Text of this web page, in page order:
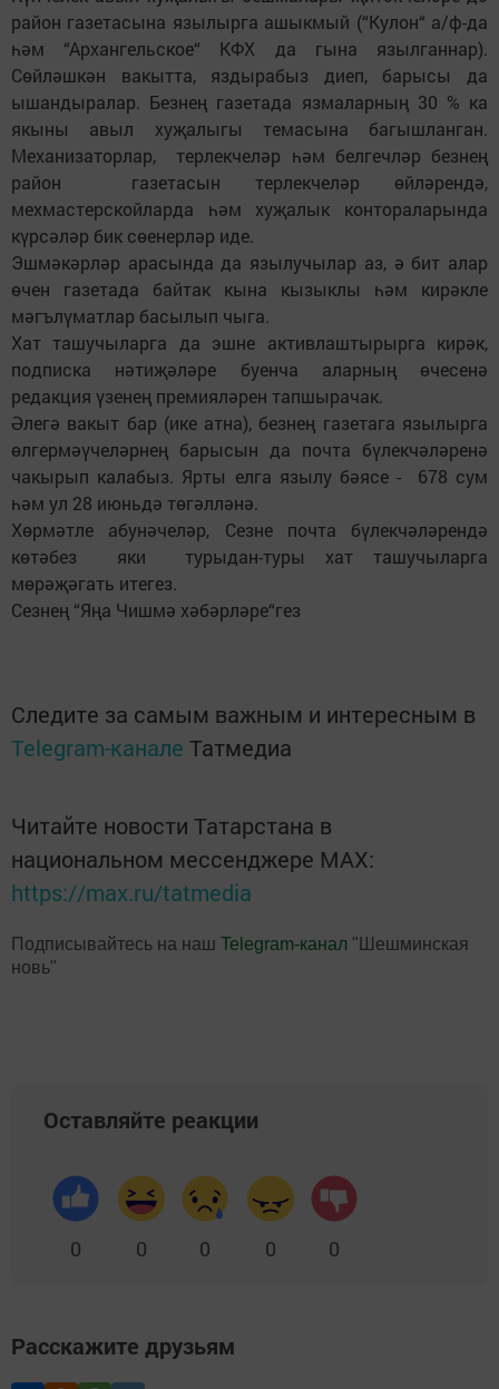
район газетасына язылырга ашыкмый (“Кулон“ а/ф-да
һәм “Архангельское“ КФХ да гына язылганнар).
Сөйләшкән вакытта, яздырабыз диеп, барысы да
ышандыралар. Безнең газетада язмаларның 30 % ка
якыны авыл хуҗалыгы темасына багышланган.
Механизаторлар, терлекчеләр һәм белгечләр безнең
район газетасын терлекчеләр өйләрендә,
мехмастерскойларда һәм хуҗалык контораларында
күрсәләр бик сөенерләр иде.
Эшмәкәрләр арасында да язылучылар аз, ә бит алар
өчен газетада байтак кына кызыклы һәм кирәкле
мәгълүматлар басылып чыга.
Хат ташучыларга да эшне активлаштырырга кирәк,
подписка нәтиҗәләре буенча аларның өчесенә
редакция үзенең премияләрен тапшырачак.
Әлегә вакыт бар (ике атна), безнең газетага язылырга
өлгермәүчеләрнең барысын да почта бүлекчәләренә
чакырып калабыз. Ярты елга язылу бәясе - 678 сум
һәм ул 28 июньдә төгәлләнә.
Хөрмәтле абунәчеләр, Сезне почта бүлекчәләрендә
көтәбез яки турыдан-туры хат ташучыларга
мөрәҗәгать итегез.
Сезнең “Яңа Чишмә хәбәрләре“гез
Следите за самым важным и интересным в
Telegram-канале Татмедиа
Читайте новости Татарстана в
национальном мессенджере MАХ:
https://max.ru/tatmedia
Подписывайтесь на наш Telegram-канал "Шешминская
новь"
Оставляйте реакции
0 0 0 0 0
Расскажите друзьям